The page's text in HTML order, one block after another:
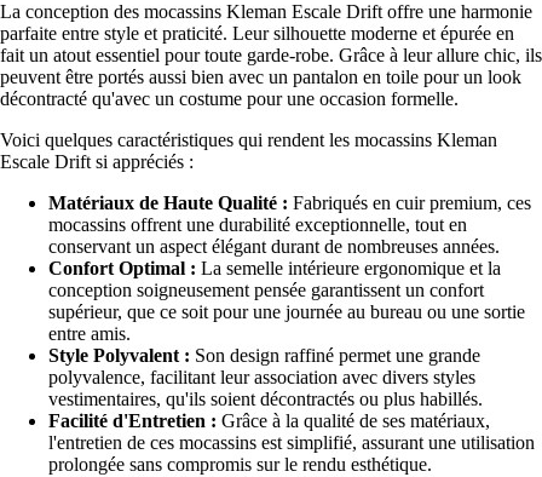
La conception des mocassins Kleman Escale Drift offre une harmonie
parfaite entre style et praticité. Leur silhouette moderne et épurée en
fait un atout essentiel pour toute garde-robe. Grâce à leur allure chic, ils
peuvent être portés aussi bien avec un pantalon en toile pour un look
décontracté qu'avec un costume pour une occasion formelle.
Voici quelques caractéristiques qui rendent les mocassins Kleman
Escale Drift si appréciés :
Matériaux de Haute Qualité : Fabriqués en cuir premium, ces
mocassins offrent une durabilité exceptionnelle, tout en
conservant un aspect élégant durant de nombreuses années.
Confort Optimal : La semelle intérieure ergonomique et la
conception soigneusement pensée garantissent un confort
supérieur, que ce soit pour une journée au bureau ou une sortie
entre amis.
Style Polyvalent : Son design raffiné permet une grande
polyvalence, facilitant leur association avec divers styles
vestimentaires, qu'ils soient décontractés ou plus habillés.
Facilité d'Entretien : Grâce à la qualité de ses matériaux,
l'entretien de ces mocassins est simplifié, assurant une utilisation
prolongée sans compromis sur le rendu esthétique.